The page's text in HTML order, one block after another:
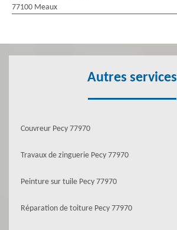
77100 Meaux
Autres services
Couvreur Pecy 77970
Travaux de zinguerie Pecy 77970
Peinture sur tuile Pecy 77970
Réparation de toiture Pecy 77970